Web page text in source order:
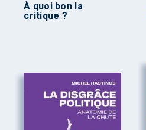
À quoi bon la
critique ?